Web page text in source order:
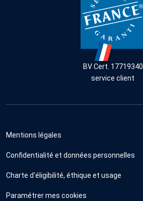
BV Cert. 17719340
service client
Mentions légales
Confidentialité et données personnelles
Charte d'éligibilité, éthique et usage
Paramétrer mes cookies